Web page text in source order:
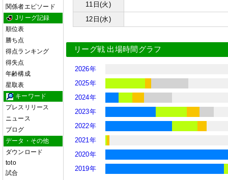
関係者エピソード
Jリーグ記録
順位表
勝ち点
得点ランキング
得失点
年齢構成
星取表
キーワード
プレスリリース
ニュース
ブログ
データ・その他
ダウンロード
toto
試合
11日(火)
12日(水)
リーグ戦 出場時間グラフ
2026年
2025年
2024年
2023年
2022年
2021年
2020年
2019年